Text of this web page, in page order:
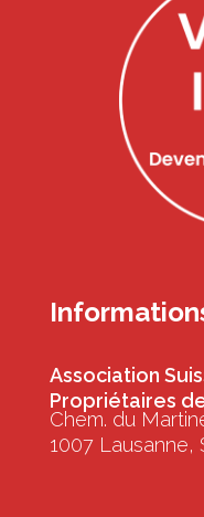
Association
Propriétaires
Chem. du
1007 Lausanne,